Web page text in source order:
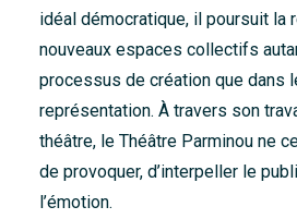
idéal démocratique, il poursuit la
nouveaux espaces collectifs
processus de création que dans
représentation. À travers son
théâtre, le Théâtre Parminou ne
de provoquer, d’interpeller le
l’émotion.